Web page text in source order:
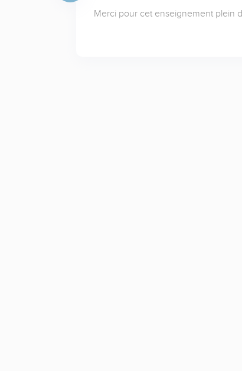
Merci pour cet enseignement plein